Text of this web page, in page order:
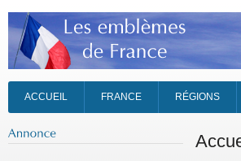
ACCUEIL FRANCE RÉGIONS